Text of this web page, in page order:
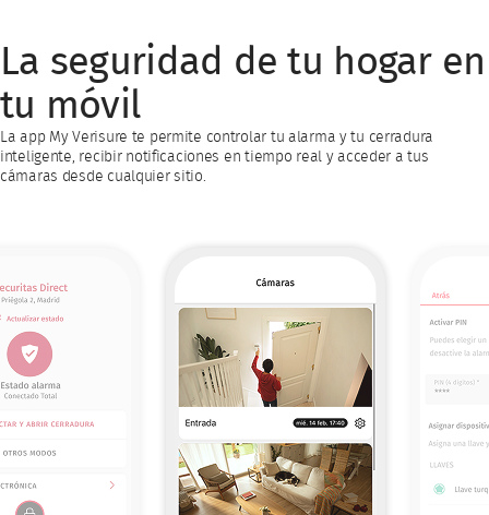
La seguridad de tu hogar en
tu móvil
La app My Verisure te permite controlar tu alarma y tu cerradura
inteligente, recibir notificaciones en tiempo real y acceder a tus
cámaras desde cualquier sitio.